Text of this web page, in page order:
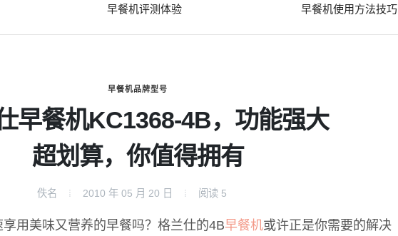
早餐机评测体验 早餐机使用方法技巧
早餐机品牌型号
早餐机KC1368-4B，功能强大
超划算，你值得拥有
佚名 2010 年 05 月 20 日 阅读 5
用美味又营养的早餐吗？格兰仕的4B早餐机或许正是你需要的解决